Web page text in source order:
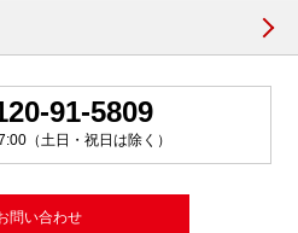
91-5809
（土日・祝日は除く）
問い合わせ